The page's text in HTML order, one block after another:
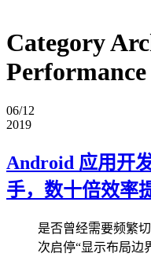
Category
Performance
06/12
2019
Android 应用开
手，数十倍效率
是否曾经需要频繁
次启停“显示布局边